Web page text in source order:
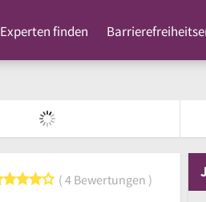
finden
4 von 5 Sternen
4 Bewertungen